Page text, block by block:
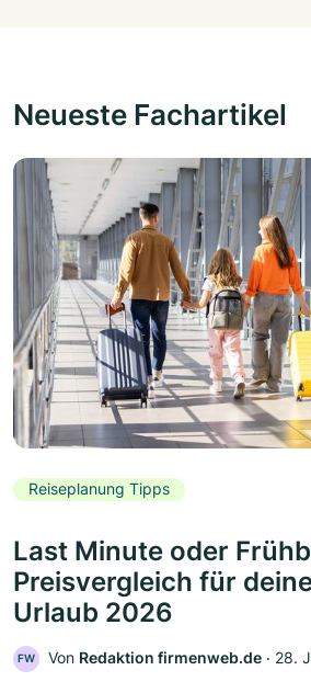
Neueste Fachartikel
Reiseplanung Tipps
Last Minute oder
Preisvergleich für
Urlaub 2026
FW Von Redaktion firmenweb.de ‧ 28.